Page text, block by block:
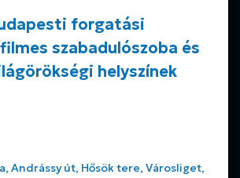
forgatási
szabadulószoba és
helyszínek
Andrássy út, Hősök tere, Városliget,